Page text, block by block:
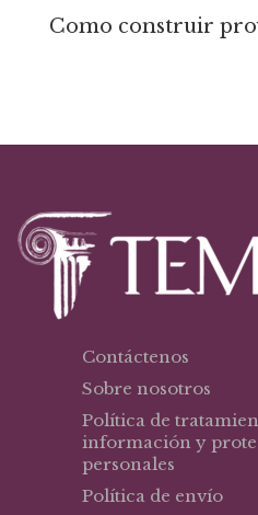
Como construir
Contáctenos
Sobre nosotros
Política de
información y
personales
Política de envío